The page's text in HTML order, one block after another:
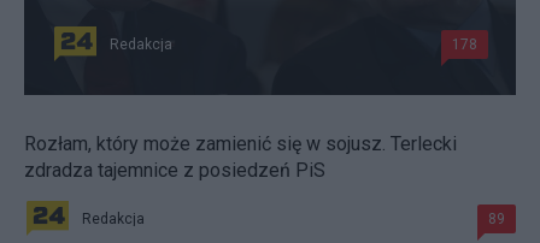
Redakcja 178
Rozłam, który może zamienić się w sojusz. Terlecki
zdradza tajemnice z posiedzeń PiS
Redakcja 89